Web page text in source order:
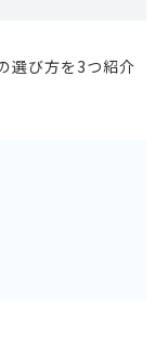
選び方を3つ紹介